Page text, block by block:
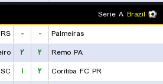
Brazil
Serie A
Palmeiras
-
-
Remo PA
۲ ۲
Coritiba FC PR
۲ ۱